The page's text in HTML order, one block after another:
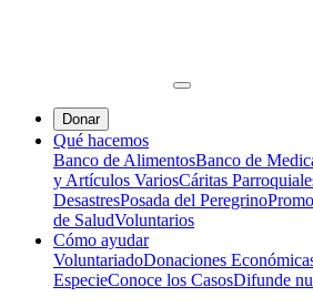
Donar
Qué hacemos
Banco de AlimentosBanco de
y Artículos VariosCáritas
DesastresPosada del Peregrino
de SaludVoluntarios
Cómo ayudar
VoluntariadoDonaciones
EspecieConoce los CasosDifunde